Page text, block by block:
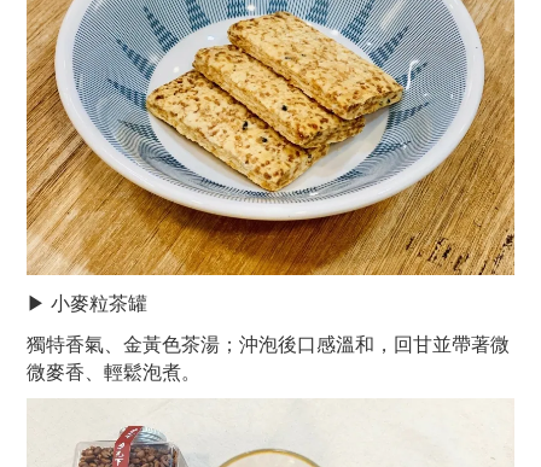
▶ 小麥粒茶罐
獨特香氣、金黃色茶湯；沖泡後口感溫和，回甘並帶著微
微麥香、輕鬆泡煮。